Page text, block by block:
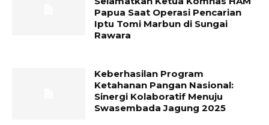
Papua Saat Operasi Pencarian
Iptu Tomi Marbun di Sungai
Rawara
Keberhasilan Program
Ketahanan Pangan Nasional:
Sinergi Kolaboratif Menuju
Swasembada Jagung 2025